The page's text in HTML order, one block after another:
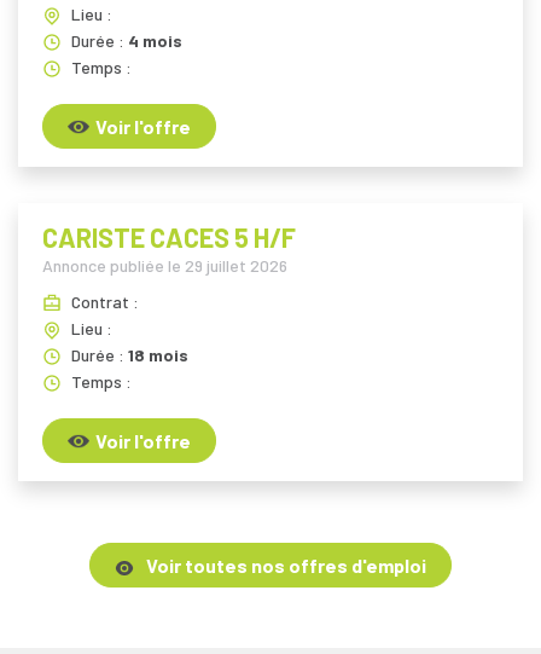
Lieu :
Durée : 4 mois
Temps :
Voir l'offre
CARISTE CACES 5 H/F
Annonce publiée le 29 juillet 2026
Contrat :
Lieu :
Durée : 18 mois
Temps :
Voir l'offre
Voir toutes nos offres d'emploi